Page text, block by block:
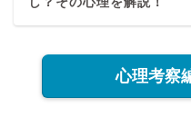
心理考察